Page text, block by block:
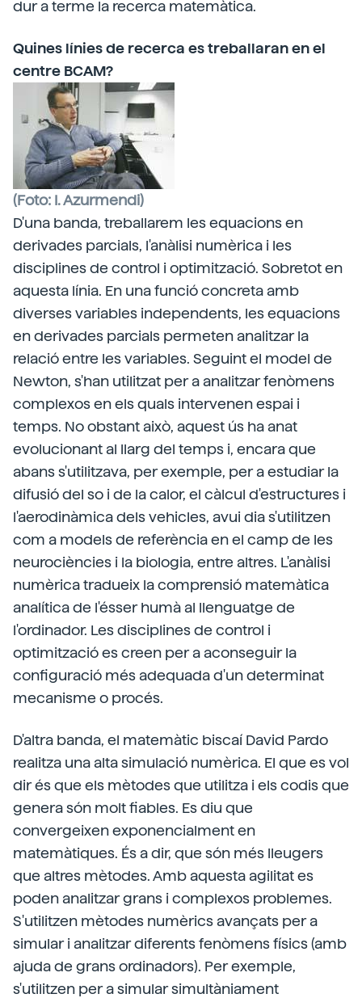
dur a terme la recerca matemàtica.
Quines línies de recerca es treballaran en el
centre BCAM?
(Foto: I. Azurmendi)
D'una banda, treballarem les equacions en
derivades parcials, l'anàlisi numèrica i les
disciplines de control i optimització. Sobretot en
aquesta línia. En una funció concreta amb
diverses variables independents, les equacions
en derivades parcials permeten analitzar la
relació entre les variables. Seguint el model de
Newton, s'han utilitzat per a analitzar fenòmens
complexos en els quals intervenen espai i
temps. No obstant això, aquest ús ha anat
evolucionant al llarg del temps i, encara que
abans s'utilitzava, per exemple, per a estudiar la
difusió del so i de la calor, el càlcul d'estructures i
l'aerodinàmica dels vehicles, avui dia s'utilitzen
com a models de referència en el camp de les
neurociències i la biologia, entre altres. L'anàlisi
numèrica tradueix la comprensió matemàtica
analítica de l'ésser humà al llenguatge de
l'ordinador. Les disciplines de control i
optimització es creen per a aconseguir la
configuració més adequada d'un determinat
mecanisme o procés.
D'altra banda, el matemàtic biscaí David Pardo
realitza una alta simulació numèrica. El que es vol
dir és que els mètodes que utilitza i els codis que
genera són molt fiables. Es diu que
convergeixen exponencialment en
matemàtiques. És a dir, que són més lleugers
que altres mètodes. Amb aquesta agilitat es
poden analitzar grans i complexos problemes.
S'utilitzen mètodes numèrics avançats per a
simular i analitzar diferents fenòmens físics (amb
ajuda de grans ordinadors). Per exemple,
s'utilitzen per a simular simultàniament